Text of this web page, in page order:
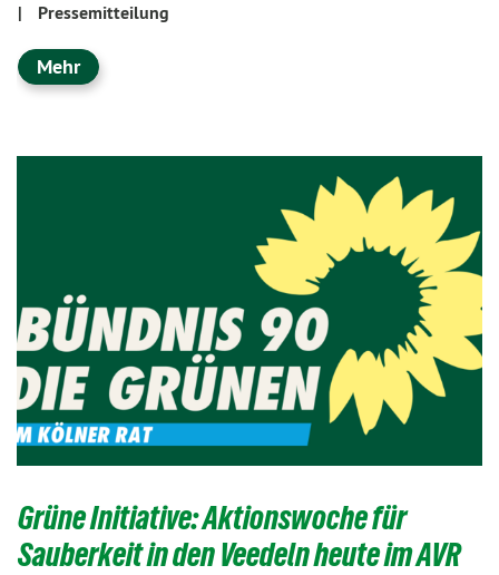
|
Pressemitteilung
Mehr
Grüne Initiative: Aktionswoche für
Sauberkeit in den Veedeln heute im AVR